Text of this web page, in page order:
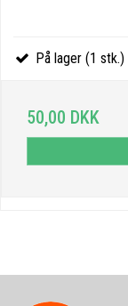
På lager (1 stk.)
50,00 DKK